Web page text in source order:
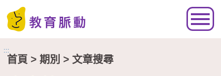
跳到主要內容區塊
:::
首頁 > 期別 > 文章搜尋